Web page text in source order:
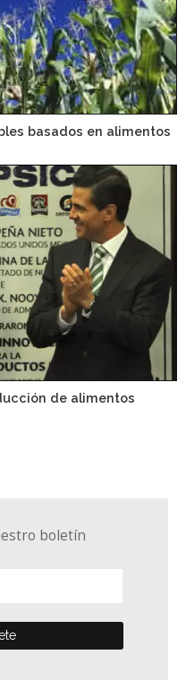
basados en alimentos
de alimentos
boletín